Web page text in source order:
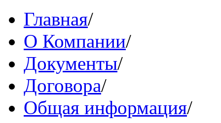
Главная/
О Компании/
Документы/
Договора/
Общая информация/